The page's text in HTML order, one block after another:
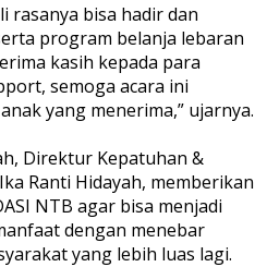
rasanya bisa hadir dan
program belanja lebaran
kasih kepada para
semoga acara ini
yang menerima,” ujarnya.
Direktur Kepatuhan &
Ranti Hidayah, memberikan
NTB agar bisa menjadi
dengan menebar
yang lebih luas lagi.